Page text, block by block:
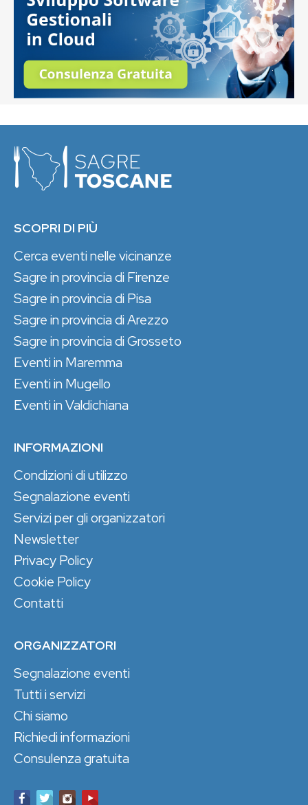
SCOPRI DI PIÙ
Cerca eventi nelle vicinanze
Sagre in provincia di Firenze
Sagre in provincia di Pisa
Sagre in provincia di Arezzo
Sagre in provincia di Grosseto
Eventi in Maremma
Eventi in Mugello
Eventi in Valdichiana
INFORMAZIONI
Condizioni di utilizzo
Segnalazione eventi
Servizi per gli organizzatori
Newsletter
Privacy Policy
Cookie Policy
Contatti
ORGANIZZATORI
Segnalazione eventi
Tutti i servizi
Chi siamo
Richiedi informazioni
Consulenza gratuita